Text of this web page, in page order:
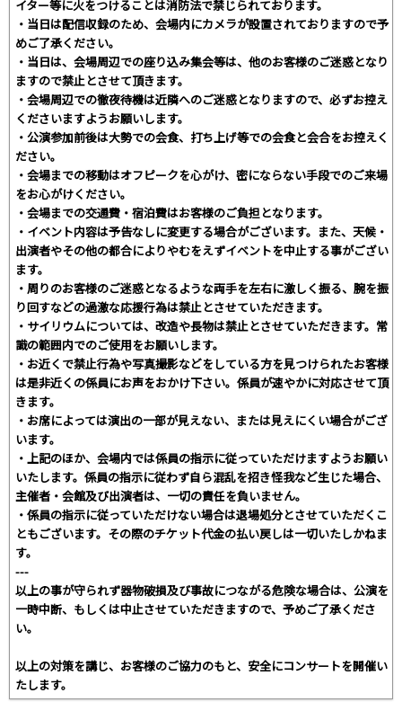
イター等に火をつけることは消防法で禁じられております。
・当日は配信収録のため、会場内にカメラが設置されておりますので予
めご了承ください。
・当日は、会場周辺での座り込み集会等は、他のお客様のご迷惑となり
ますので禁止とさせて頂きます。
・会場周辺での徹夜待機は近隣へのご迷惑となりますので、必ずお控え
くださいますようお願いします。
・公演参加前後は大勢での会食、打ち上げ等での会食と会合をお控えく
ださい。
・会場までの移動はオフピークを心がけ、密にならない手段でのご来場
をお心がけください。
・会場までの交通費・宿泊費はお客様のご負担となります。
・イベント内容は予告なしに変更する場合がございます。また、天候・
出演者やその他の都合によりやむをえずイベントを中止する事がござい
ます。
・周りのお客様のご迷惑となるような両手を左右に激しく振る、腕を振
り回すなどの過激な応援行為は禁止とさせていただきます。
・サイリウムについては、改造や長物は禁止とさせていただきます。常
識の範囲内でのご使用をお願いします。
・お近くで禁止行為や写真撮影などをしている方を見つけられたお客様
は是非近くの係員にお声をおかけ下さい。係員が速やかに対応させて頂
きます。
・お席によっては演出の一部が見えない、または見えにくい場合がござ
います。
・上記のほか、会場内では係員の指示に従っていただけますようお願い
いたします。係員の指示に従わず自ら混乱を招き怪我など生じた場合、
主催者・会館及び出演者は、一切の責任を負いません。
・係員の指示に従っていただけない場合は退場処分とさせていただくこ
ともございます。その際のチケット代金の払い戻しは一切いたしかねま
す。
---
以上の事が守られず器物破損及び事故につながる危険な場合は、公演を
一時中断、もしくは中止させていただきますので、予めご了承くださ
い。
以上の対策を講じ、お客様のご協力のもと、安全にコンサートを開催い
たします。